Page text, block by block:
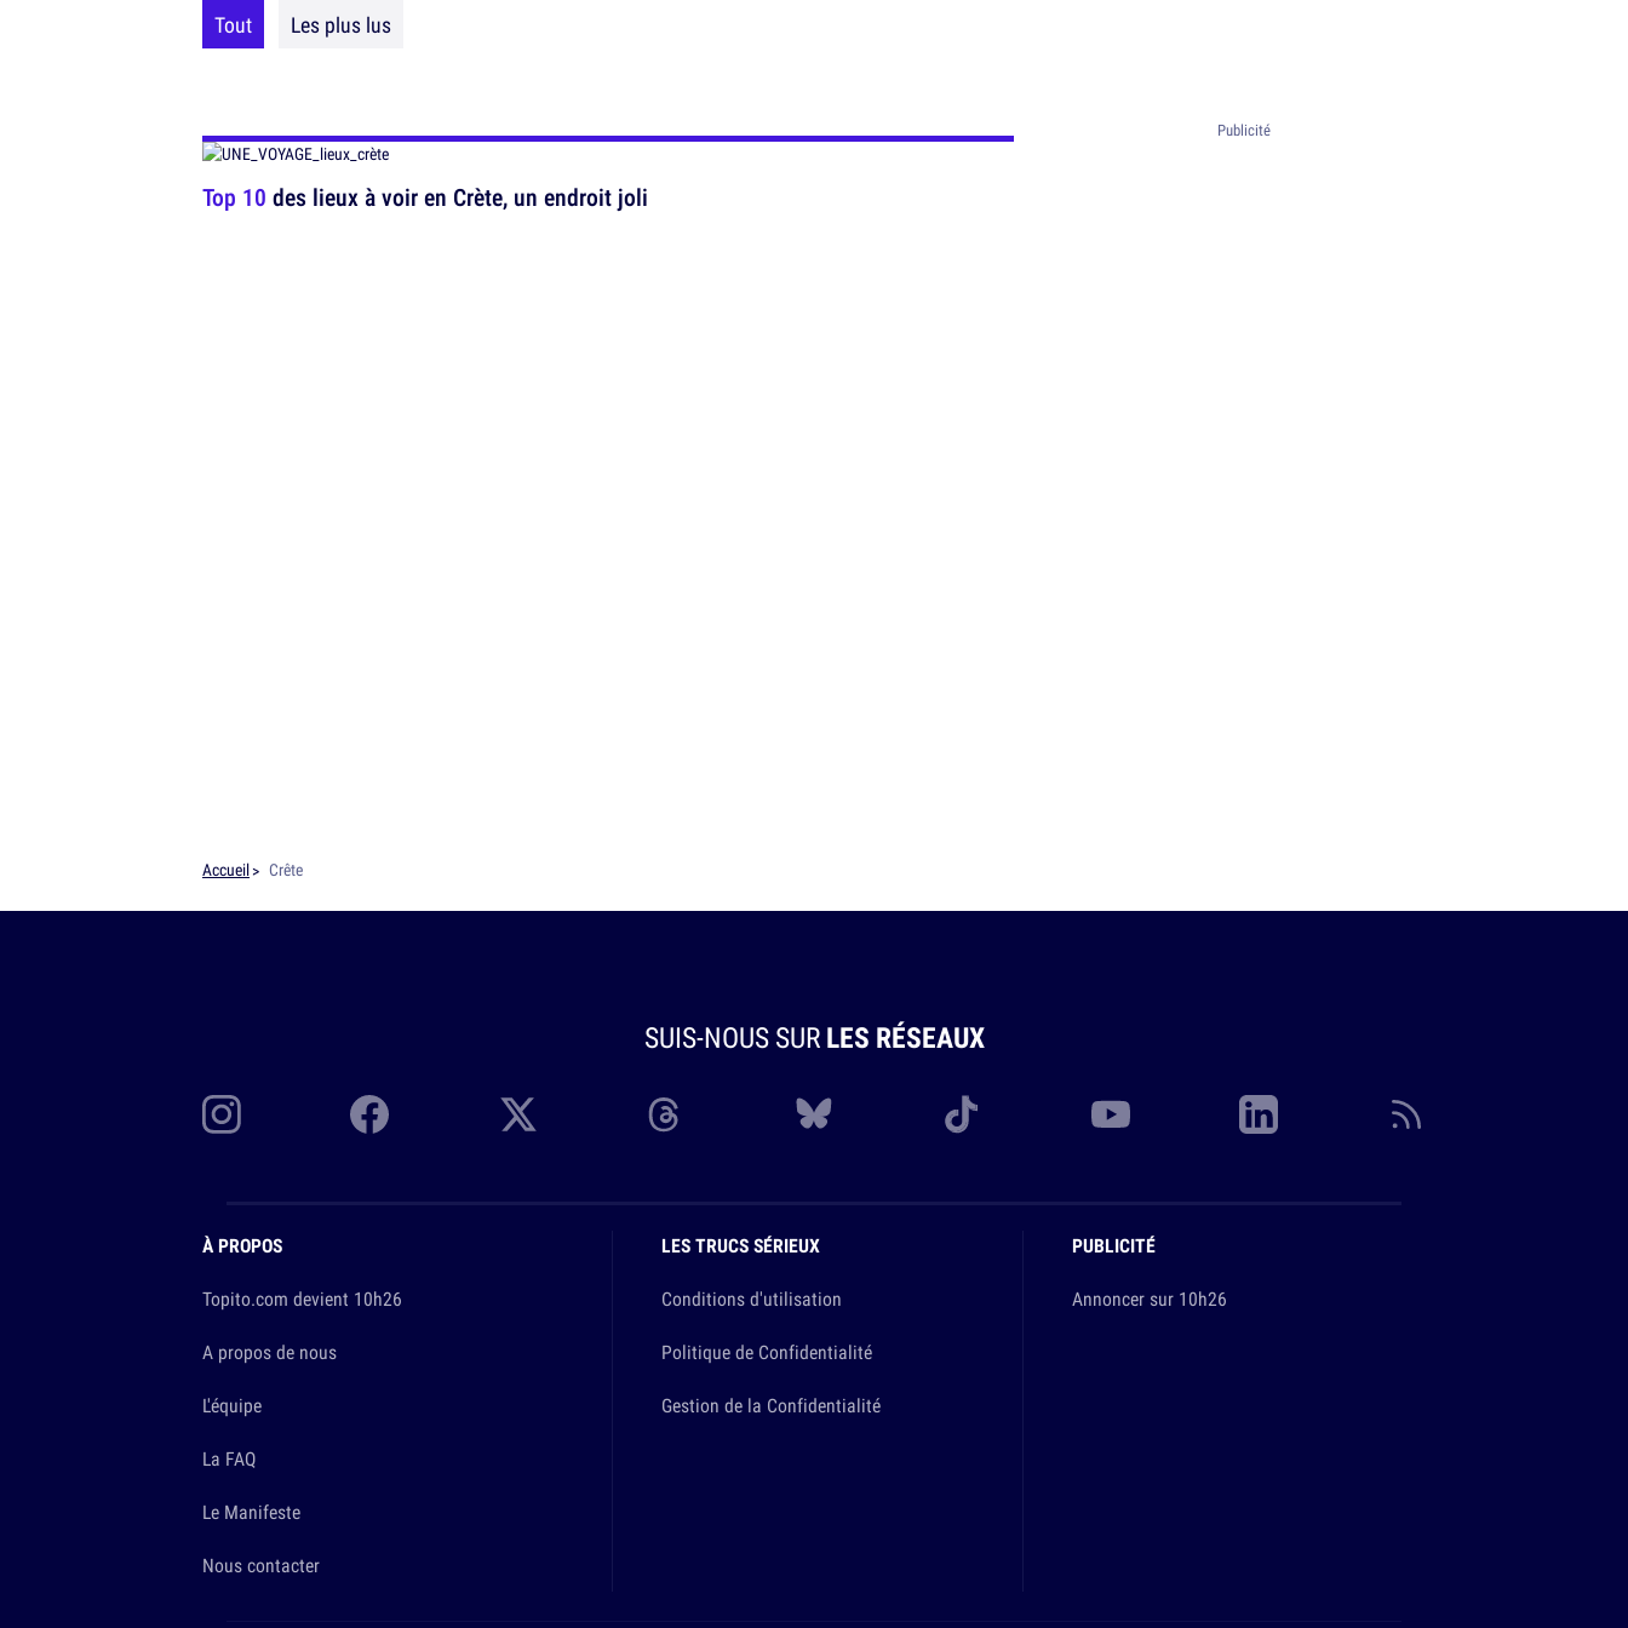
Tout Les plus lus
Top 10 des lieux à voir en Crète, un endroit joli
Accueil Crête
SUIS-NOUS SURLES RÉSEAUX
À PROPOS
Topito.com devient 10h26
A propos de nous
L'équipe
La FAQ
Le Manifeste
Nous contacter
LES TRUCS SÉRIEUX
Conditions d'utilisation
Politique de Confidentialité
Gestion de la Confidentialité
PUBLICITÉ
Annoncer sur 10h26